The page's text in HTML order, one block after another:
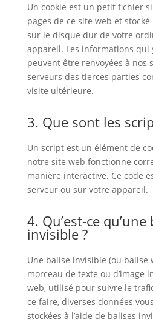
Un cookie est un petit fichier
pages de ce site web et
sur le disque dur de votre
appareil. Les informations qui
peuvent être renvoyées à nos
serveurs des tierces parties
visite ultérieure.
3. Que sont les
Un script est un élément de
notre site web fonctionne
manière interactive. Ce code
serveur ou sur votre appareil.
4. Qu’est-ce qu’une
invisible ?
Une balise invisible (ou balise
morceau de texte ou d’image
web, utilisé pour suivre le
ce faire, diverses données
stockées à l’aide de balises